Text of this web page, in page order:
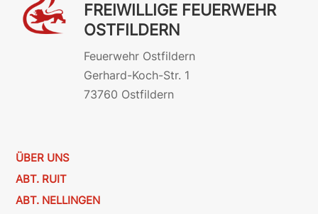
FREIWILLIGE FEUERWEHR
OSTFILDERN
Feuerwehr Ostfildern
Gerhard-Koch-Str. 1
73760 Ostfildern
ÜBER UNS
ABT. RUIT
ABT. NELLINGEN